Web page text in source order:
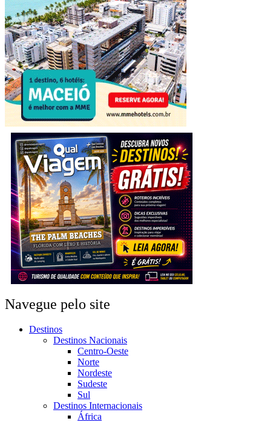
Navegue pelo site
Destinos
Destinos Nacionais
Centro-Oeste
Norte
Nordeste
Sudeste
Sul
Destinos Internacionais
África